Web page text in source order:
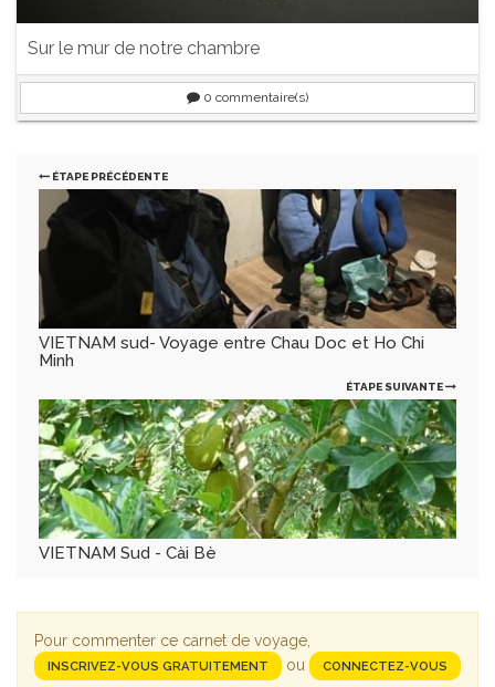
Sur le mur de notre chambre
0 commentaire(s)
ÉTAPE PRÉCÉDENTE
VIETNAM sud- Voyage entre Chau Doc et Ho Chi
Minh
ÉTAPE SUIVANTE
VIETNAM Sud - Cài Bè
Pour commenter ce carnet de voyage,
INSCRIVEZ-VOUS GRATUITEMENT ou CONNECTEZ-VOUS